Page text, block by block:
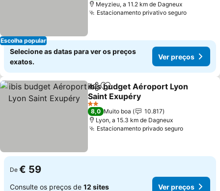
Escolha popular
Meyzieu, a 11.2 km de Dagneux
Estacionamento privativo seguroVer
Selecione as datas para ver os preços
exatos.
Ver preços
PartilharAdicionar aos favoritos
ibis budget Aéroport Lyon
Saint Exupéry
Ver preços
2 Estrelas
8,0 Muito boa
10.817
Lyon, a 15.3 km de Dagneux
Estacionamento privado seguroVer
De € 59
Consulte os preços de 12 sites Ver preços